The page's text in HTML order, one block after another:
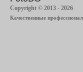
Copyright © 2013 - 2026
Качественные